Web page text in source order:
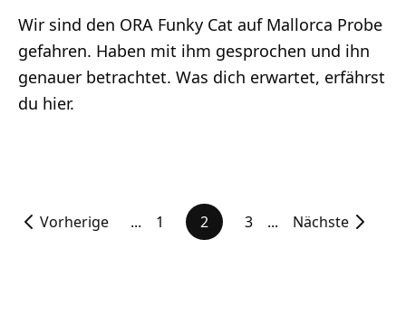
Wir sind den ORA Funky Cat auf Mallorca Probe
gefahren. Haben mit ihm gesprochen und ihn
genauer betrachtet. Was dich erwartet, erfährst
du hier.
Vorherige ... 1 2 3 ... Nächste